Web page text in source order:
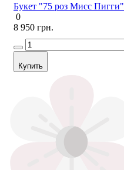
Букет "75 роз Мисс Пигги"
0
8 950 грн.
Купить